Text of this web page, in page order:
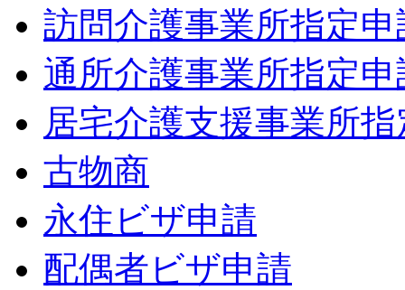
訪問介護事業所指定申
通所介護事業所指定申
居宅介護支援事業所
古物商
永住ビザ申請
配偶者ビザ申請